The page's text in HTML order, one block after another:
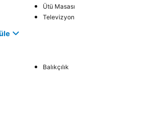
Ütü Masası
Televizyon
Balıkçılık